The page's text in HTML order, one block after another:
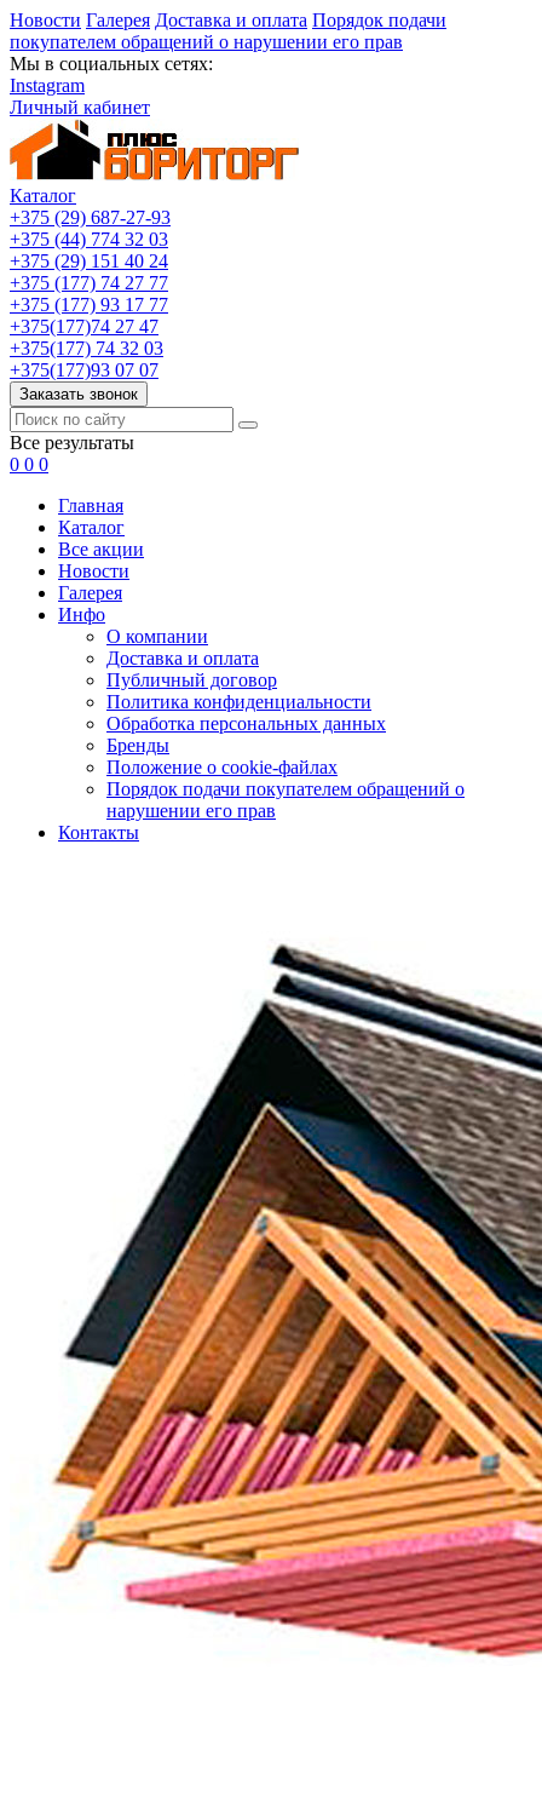
Новости Галерея Доставка и оплата Порядок подачи
покупателем обращений о нарушении его прав
Мы в социальных сетях:
Instagram
Личный кабинет
Каталог
+375 (29) 687-27-93
+375 (44) 774 32 03
+375 (29) 151 40 24
+375 (177) 74 27 77
+375 (177) 93 17 77
+375(177)74 27 47
+375(177) 74 32 03
+375(177)93 07 07
Заказать звонок
Все результаты
0 0 0
Главная
Каталог
Все акции
Новости
Галерея
Инфо
О компании
Доставка и оплата
Публичный договор
Политика конфиденциальности
Обработка персональных данных
Бренды
Положение о cookie-файлах
Порядок подачи покупателем обращений о
нарушении его прав
Контакты